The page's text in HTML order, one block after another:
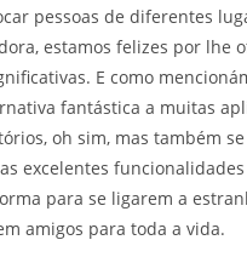
pessoas de diferentes
estamos felizes por lhe
E como
fantástica a muitas
oh sim, mas também
excelentes
para se ligarem a
amigos para toda a vida.